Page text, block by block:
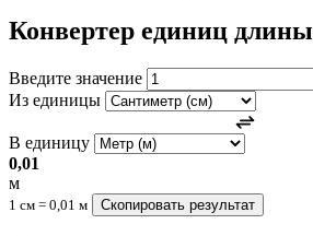
Конвертер единиц длины
Введите значение
Из единицы
В единицу
0,01
м
1 см = 0,01 м Скопировать результат